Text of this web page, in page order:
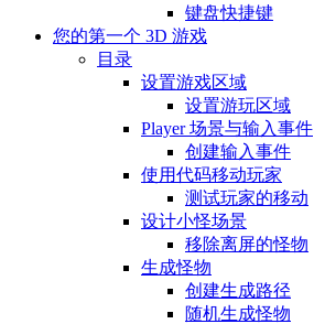
键盘快捷键
您的第一个 3D 游戏
目录
设置游戏区域
设置游玩区域
Player 场景与输入事件
创建输入事件
使用代码移动玩家
测试玩家的移动
设计小怪场景
移除离屏的怪物
生成怪物
创建生成路径
随机生成怪物